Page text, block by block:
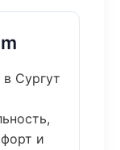
Сургут
и